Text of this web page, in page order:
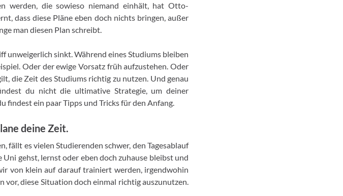
werden, die sowieso niemand einhält, hat Otto-
dass diese Pläne eben doch nichts bringen, außer
man diesen Plan schreibt.
unweigerlich sinkt. Während eines Studiums bleiben
Oder der ewige Vorsatz früh aufzustehen. Oder
die Zeit des Studiums richtig zu nutzen. Und genau
du nicht die ultimative Strategie, um deiner
findest ein paar Tipps und Tricks für den Anfang.
deine Zeit.
fällt es vielen Studierenden schwer, den Tagesablauf
gehst, lernst oder eben doch zuhause bleibst und
von klein auf darauf trainiert werden, irgendwohin
vor, diese Situation doch einmal richtig auszunutzen.